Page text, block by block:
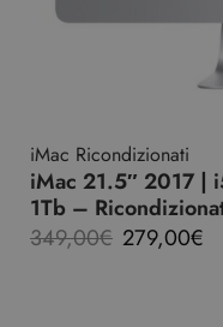
iMac Ricondizionati
iMac 21.5″ 2017 |
1Tb –
349,00€ 279,00€